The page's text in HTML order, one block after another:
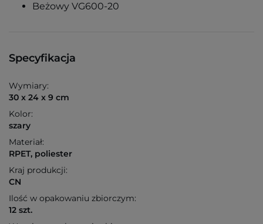
Beżowy VG600-20
Specyfikacja
Wymiary:
30 x 24 x 9 cm
Kolor:
szary
Materiał:
RPET, poliester
Kraj produkcji:
CN
Ilość w opakowaniu zbiorczym:
12 szt.